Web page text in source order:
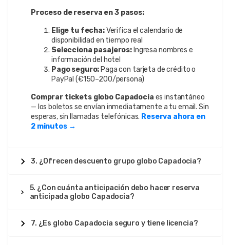
Proceso de reserva en 3 pasos:
Elige tu fecha:Verifica el calendario de
disponibilidad en tiempo real
Selecciona pasajeros: Ingresa nombres e
información del hotel
Pago seguro: Paga con tarjeta de crédito o
PayPal (€150–200/persona)
Comprar tickets globo Capadocia es instantáneo
— los boletos se envían inmediatamente a tu email. Sin
esperas, sin llamadas telefónicas. Reserva ahora en
2 minutos →
3. ¿Ofrecen descuento grupo globo Capadocia?
5. ¿Con cuánta anticipación debo hacer reserva
anticipada globo Capadocia?
7. ¿Es globo Capadocia seguro y tiene licencia?